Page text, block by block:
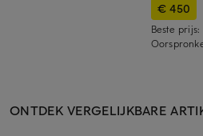
€ 450
Beste prijs:
ONTDEK VERGELIJKBARE